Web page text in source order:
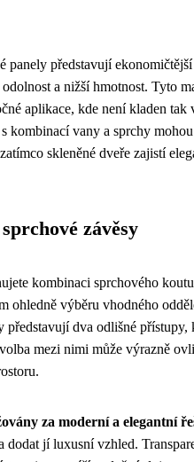
panely představují
a nižší hmotnost. Tyto
aplikace, kde není kladen tak
kombinací vany a sprchy
skleněné dveře zajistí
závěsy
kombinaci sprchového
ohledně výběru vhodného
představují dva odlišné přístupy,
mezi nimi může výrazně
za moderní a elegantní
dodat jí luxusní vzhled.